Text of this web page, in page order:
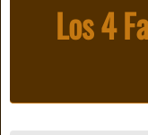
Los 4